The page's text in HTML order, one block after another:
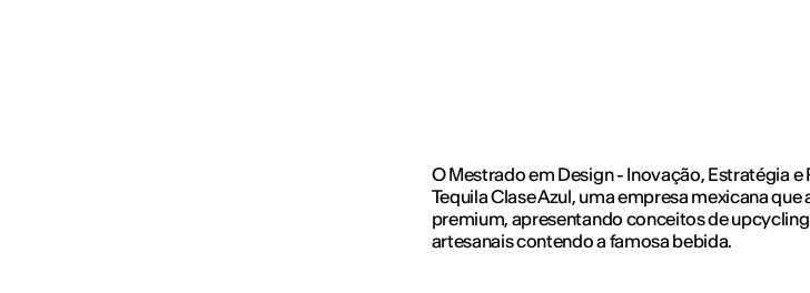
O Mestrado em Design - Inovação, Estratégia
Tequila Clase Azul, uma empresa mexicana
premium, apresentando conceitos de
artesanais contendo a famosa bebida.